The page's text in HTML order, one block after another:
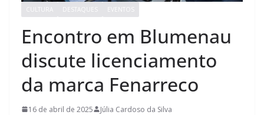
CULTURA DESTAQUES EVENTOS
Encontro em Blumenau
discute licenciamento
da marca Fenarreco
16 de abril de 2025 Júlia Cardoso da Silva